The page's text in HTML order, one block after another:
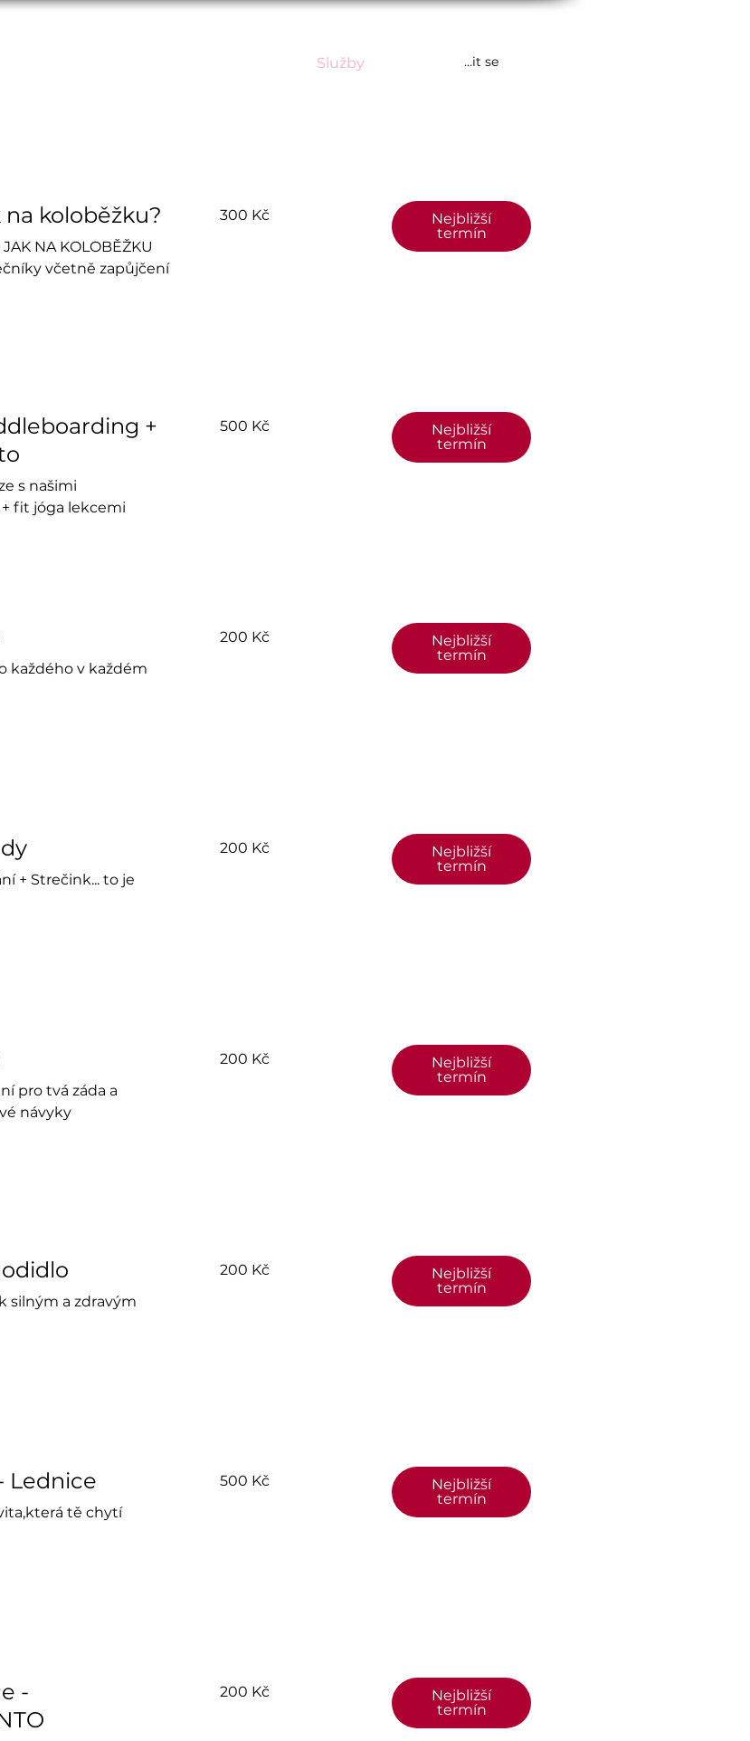
Služby Přihlásit se
na koloběžku?
NA KOLOBĚŽKU
včetně zapůjčení
českých
300 Kč
Nejbližší
termín
+
s našimi
fit jóga lekcemi
českých
500 Kč
Nejbližší
termín
každého v každém
českých
200 Kč
Nejbližší
termín
+ Strečink... to je
českých
200 Kč
Nejbližší
termín
pro tvá záda a
návyky
českých
200 Kč
Nejbližší
termín
silným a zdravým
českých
200 Kč
Nejbližší
termín
Lednice
tě chytí
českých
500 Kč
Nejbližší
termín
-
českých
200 Kč
Nejbližší
termín